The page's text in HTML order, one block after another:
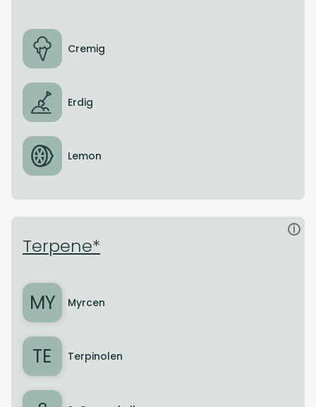
Cremig
Erdig
Lemon
Terpene*
i
MY Myrcen
TE Terpinolen